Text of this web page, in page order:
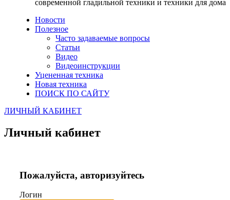
современной гладильной техники и техники для дома
Новости
Полезное
Часто задаваемые вопросы
Статьи
Видео
Видеоинструкции
Уцененная техника
Новая техника
ПОИСК ПО САЙТУ
ЛИЧНЫЙ КАБИНЕТ
Личный кабинет
Пожалуйста, авторизуйтесь
Логин